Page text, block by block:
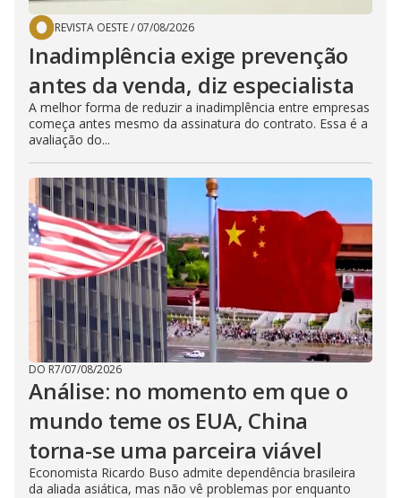
REVISTA OESTE/ 07/08/2026
Inadimplência exige prevenção
antes da venda, diz especialista
A melhor forma de reduzir a inadimplência entre empresas
começa antes mesmo da assinatura do contrato. Essa é a
avaliação do...
DO R7/07/08/2026
Análise: no momento em que o
mundo teme os EUA, China
torna-se uma parceira viável
Economista Ricardo Buso admite dependência brasileira
da aliada asiática, mas não vê problemas por enquanto